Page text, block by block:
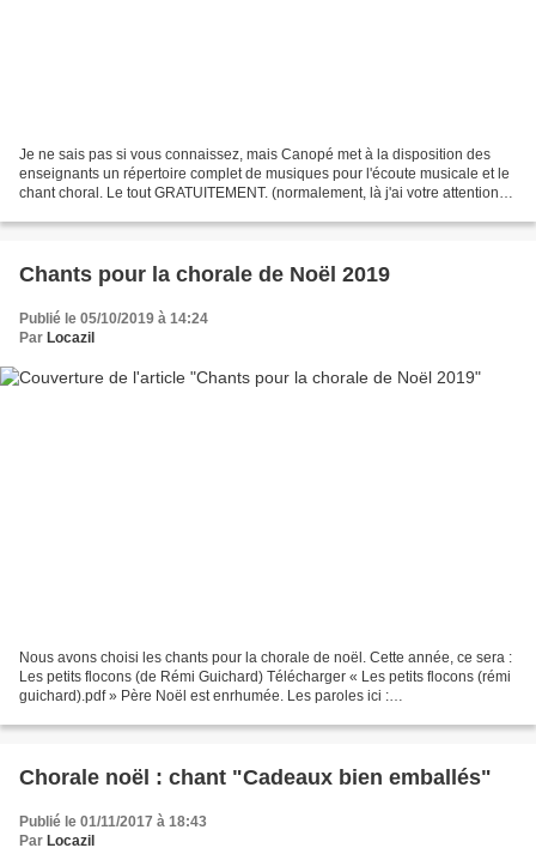
Je ne sais pas si vous connaissez, mais Canopé met à la disposition des
enseignants un répertoire complet de musiques pour l'écoute musicale et le
chant choral. Le tout GRATUITEMENT. (normalement, là j'ai votre attention).
Chants pour la chorale de Noël 2019
Publié le 05/10/2019 à 14:24
Par Locazil
Nous avons choisi les chants pour la chorale de noël. Cette année, ce sera :
Les petits flocons (de Rémi Guichard) Télécharger « Les petits flocons (rémi
guichard).pdf » Père Noël est enrhumée. Les paroles ici :
Chorale noël : chant "Cadeaux bien emballés"
Publié le 01/11/2017 à 18:43
Par Locazil